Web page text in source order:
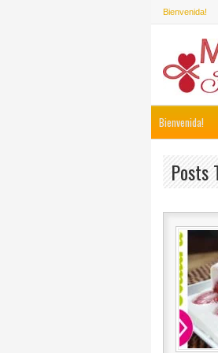
Bienvenida!
Bienvenida!
Posts